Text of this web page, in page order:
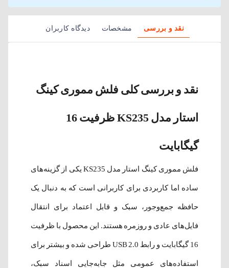
نقد و بررسی مشخصات دیدگاه کاربران
نقد و بررسی کلی فلش مموری کینگ
استار مدل KS235 ظرفیت 16
گیگابایت
فلش مموری کینگ استار مدل KS235 یکی از گزینه‌های
ساده اما کاربردی برای کاربرانی است که به دنبال یک
حافظه جمع‌وجور، سبک و قابل اعتماد برای انتقال
فایل‌های عادی و روزمره هستند. این محصول با ظرفیت
16 گیگابایت و رابط USB 2.0 طراحی شده و بیشتر برای
استفاده‌های عمومی مثل جابه‌جایی اسناد سبک،